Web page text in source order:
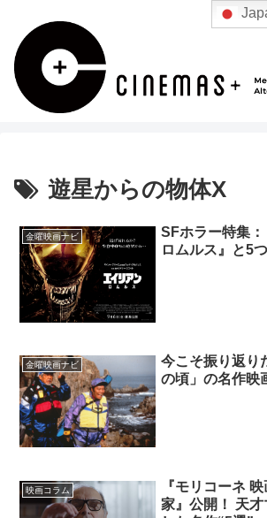
遊星からの物体X
金曜映画ナビ
SFホラー特集：
ロムルス』と5
金曜映画ナビ
今こそ振り返り
の頃」の名作映
映画コラム
『モリコーネ
家』公開！ 天